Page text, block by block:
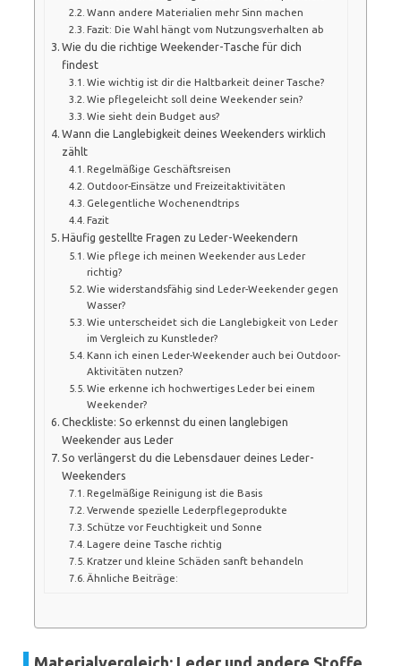
Wann andere Materialien mehr Sinn machen
Fazit: Die Wahl hängt vom Nutzungsverhalten ab
Wie du die richtige Weekender-Tasche für dich
findest
Wie wichtig ist dir die Haltbarkeit deiner Tasche?
Wie pflegeleicht soll deine Weekender sein?
Wie sieht dein Budget aus?
Wann die Langlebigkeit deines Weekenders wirklich
zählt
Regelmäßige Geschäftsreisen
Outdoor-Einsätze und Freizeitaktivitäten
Gelegentliche Wochenendtrips
Fazit
Häufig gestellte Fragen zu Leder-Weekendern
Wie pflege ich meinen Weekender aus Leder
richtig?
Wie widerstandsfähig sind Leder-Weekender gegen
Wasser?
Wie unterscheidet sich die Langlebigkeit von Leder
im Vergleich zu Kunstleder?
Kann ich einen Leder-Weekender auch bei Outdoor-
Aktivitäten nutzen?
Wie erkenne ich hochwertiges Leder bei einem
Weekender?
Checkliste: So erkennst du einen langlebigen
Weekender aus Leder
So verlängerst du die Lebensdauer deines Leder-
Weekenders
Regelmäßige Reinigung ist die Basis
Verwende spezielle Lederpflegeprodukte
Schütze vor Feuchtigkeit und Sonne
Lagere deine Tasche richtig
Kratzer und kleine Schäden sanft behandeln
Ähnliche Beiträge:
Materialvergleich: Leder und andere Stoffe